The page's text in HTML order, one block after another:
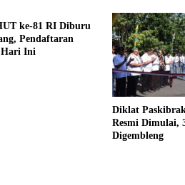
ke-81 RI Diburu
Pendaftaran
Ini
Diklat
Resmi Dimulai,
Digembleng